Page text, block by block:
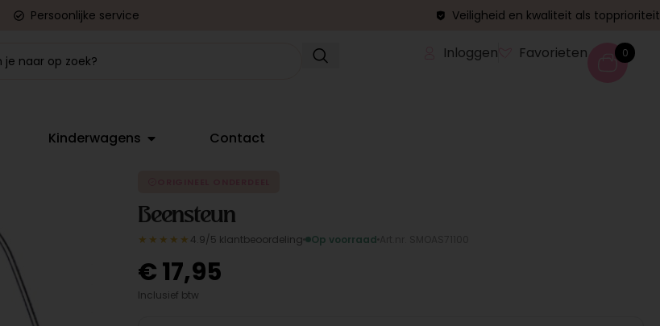
Persoonlijke service Veiligheid en kwaliteit als topprioriteit
Inloggen Favorieten 0
Kinderwagens Contact
Beensteun
★★★★★ 4.9/5 klantbeoordeling Op voorraad
€17,95
Inclusief btw